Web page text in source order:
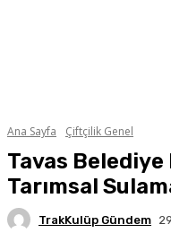
Ana Sayfa Çiftçilik Genel
Tavas Belediye
Tarımsal
TrakKulüp Gündem